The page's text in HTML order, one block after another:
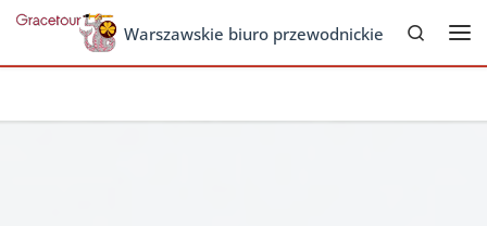
Skip to contentWarszawskie biuro przewodnickie
Search